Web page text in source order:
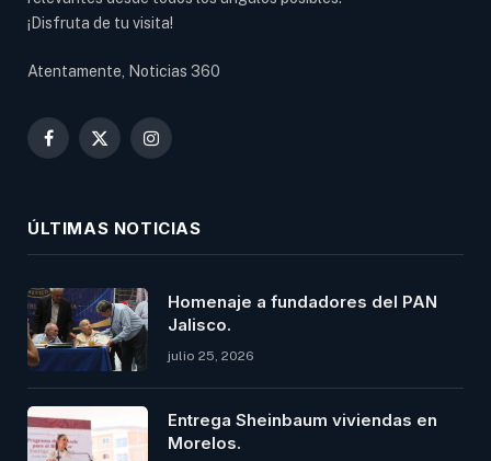
¡Disfruta de tu visita!
Atentamente, Noticias 360
Facebook
X
Instagram
ÚLTIMAS NOTICIAS
Homenaje a fundadores del PAN
Jalisco.
julio 25, 2026
Entrega Sheinbaum viviendas en
Morelos.